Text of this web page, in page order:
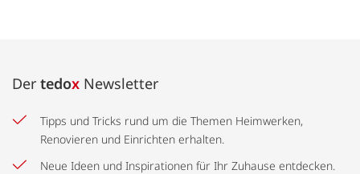
Der tedox Newsletter
Tipps und Tricks rund um die Themen Heimwerken,
Renovieren und Einrichten erhalten.
Neue Ideen und Inspirationen für Ihr Zuhause entdecken.